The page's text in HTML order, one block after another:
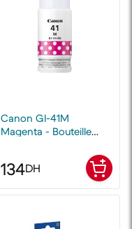
Canon GI-41M
Magenta - Bouteille
134DH